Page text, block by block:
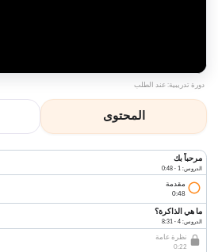
دورة تدريبية: عند الطلب
المحتوى
مرحباً بك
الدروس: 1 · 0:48
مقدمة
0:48
ما هي الذاكرة؟
الدروس: 4 · 8:31
نظرة عامة
0:22